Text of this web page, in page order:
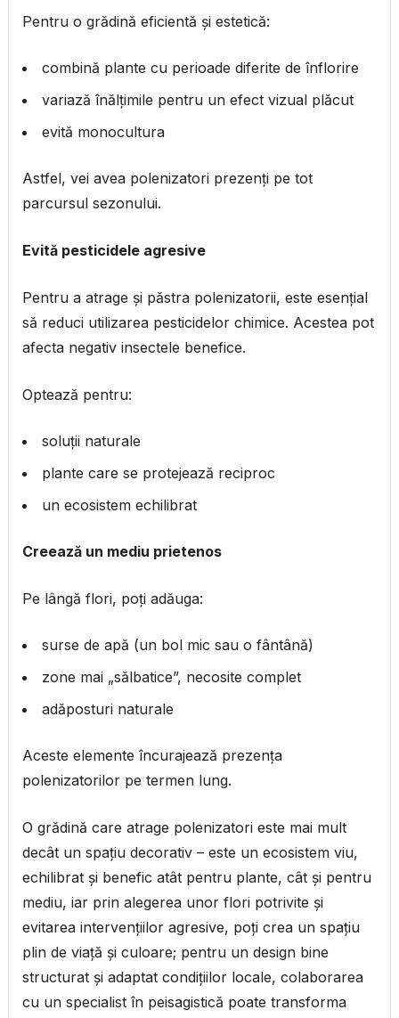
Pentru o grădină eficientă și estetică:
combină plante cu perioade diferite de înflorire
variază înălțimile pentru un efect vizual plăcut
evită monocultura
Astfel, vei avea polenizatori prezenți pe tot
parcursul sezonului.
Evită pesticidele agresive
Pentru a atrage și păstra polenizatorii, este esențial
să reduci utilizarea pesticidelor chimice. Acestea pot
afecta negativ insectele benefice.
Optează pentru:
soluții naturale
plante care se protejează reciproc
un ecosistem echilibrat
Creează un mediu prietenos
Pe lângă flori, poți adăuga:
surse de apă (un bol mic sau o fântână)
zone mai „sălbatice”, necosite complet
adăposturi naturale
Aceste elemente încurajează prezența
polenizatorilor pe termen lung.
O grădină care atrage polenizatori este mai mult
decât un spațiu decorativ – este un ecosistem viu,
echilibrat și benefic atât pentru plante, cât și pentru
mediu, iar prin alegerea unor flori potrivite și
evitarea intervențiilor agresive, poți crea un spațiu
plin de viață și culoare; pentru un design bine
structurat și adaptat condițiilor locale, colaborarea
cu un specialist în peisagistică poate transforma